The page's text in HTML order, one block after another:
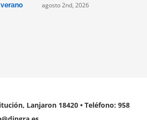
agosto 2nd, 2026
Lanjaron 18420 • Teléfono: 958